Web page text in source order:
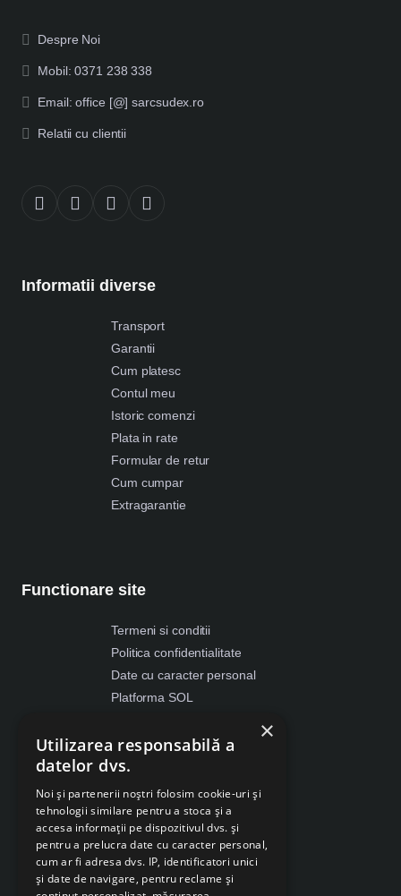
Despre Noi
Mobil: 0371 238 338
Email: office [@] sarcsudex.ro
Relatii cu clientii
Informatii diverse
Transport
Garantii
Cum platesc
Contul meu
Istoric comenzi
Plata in rate
Formular de retur
Cum cumpar
Extragarantie
Functionare site
Termeni si conditii
Politica confidentialitate
Date cu caracter personal
Platforma SOL
Despre Cookies
Retragere din contract
×
Utilizarea responsabilă a
datelor dvs.
Noi și partenerii noștri folosim cookie-uri și
tehnologii similare pentru a stoca și a
accesa informații pe dispozitivul dvs. și
pentru a prelucra date cu caracter personal,
cum ar fi adresa dvs. IP, identificatori unici
și date de navigare, pentru reclame și